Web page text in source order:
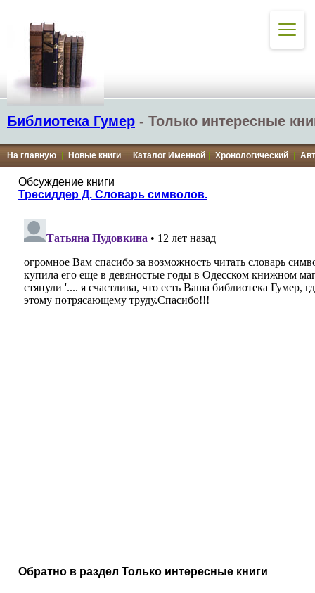
Библиотека Гумер - Только интересные
На главную Новые книги Каталог Именной Хронологический
Обсуждение книги
Тресиддер Д. Словарь символов.
Обратно в раздел Только интересные книги